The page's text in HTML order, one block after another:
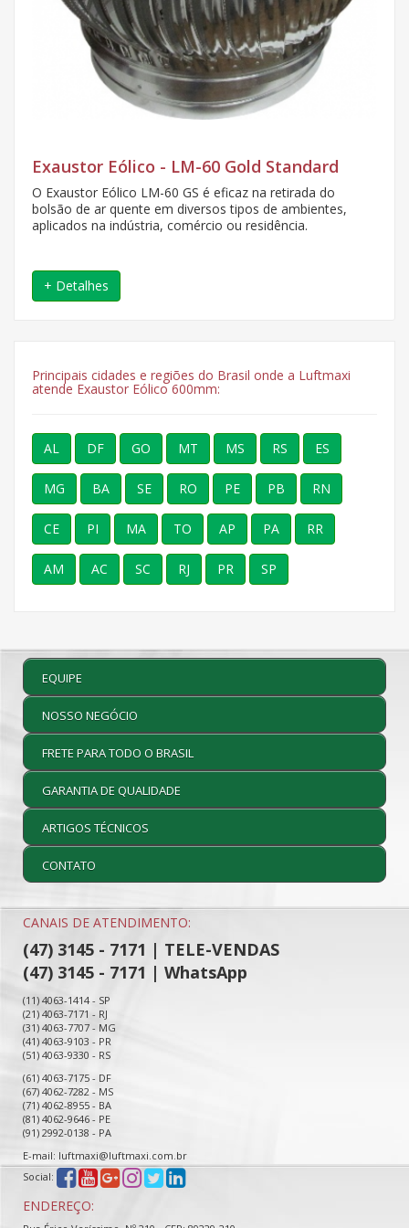
Exaustor Eólico - LM-60 Gold Standard
O Exaustor Eólico LM-60 GS é eficaz na retirada do
bolsão de ar quente em diversos tipos de ambientes,
aplicados na indústria, comércio ou residência.
+ Detalhes
Principais cidades e regiões do Brasil onde a Luftmaxi
atende Exaustor Eólico 600mm:
AL DF GO MT MS RS ES
MG BA SE RO PE PB RN
CE PI MA TO AP PA RR
AM AC SC RJ PR SP
EQUIPE
NOSSO NEGÓCIO
FRETE PARA TODO O BRASIL
GARANTIA DE QUALIDADE
ARTIGOS TÉCNICOS
CONTATO
CANAIS DE ATENDIMENTO:
(47) 3145 - 7171 | TELE-VENDAS
(47) 3145 - 7171 | WhatsApp
(11) 4063-1414 - SP
(21) 4063-7171 - RJ
(31) 4063-7707 - MG
(41) 4063-9103 - PR
(51) 4063-9330 - RS
(61) 4063-7175 - DF
(67) 4062-7282 - MS
(71) 4062-8955 - BA
(81) 4062-9646 - PE
(91) 2992-0138 - PA
E-mail: luftmaxi@luftmaxi.com.br
Social:
ENDEREÇO: